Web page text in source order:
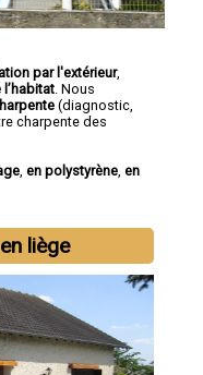
par l'extérieur,
. Nous
(diagnostic,
charpente des
, en polystyrène, en
liège